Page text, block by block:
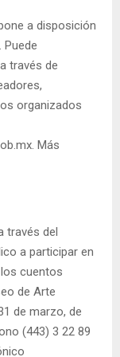
a disposición
Puede
través de
organizados
Más
través del
a participar en
los cuentos
de Arte
de marzo, de
(443) 3 22 89